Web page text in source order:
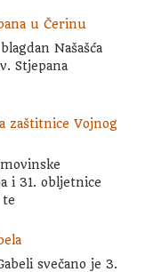
u Čerinu
Našašća
Stjepana
zaštitnice Vojnog
i 31. obljetnice
te
svečano je 3.